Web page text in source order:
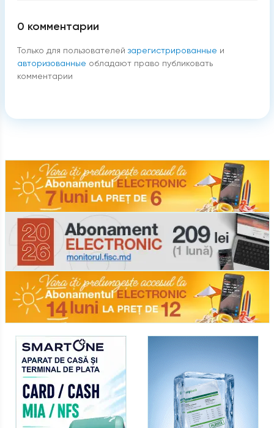
0 комментарии
Только для пользователей зарегистрированные и
авторизованные обладают право публиковать
комментарии